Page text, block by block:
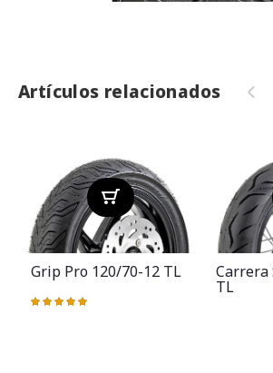
Artículos relacionados ‹
Grip Pro 120/70-12 TL
Valoración:
Carrera
TL